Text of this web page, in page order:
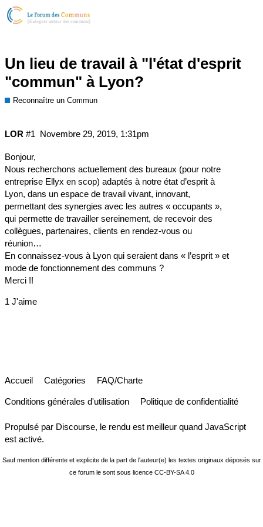
Un lieu de travail à "l'état d'esprit
"commun" à Lyon?
Reconnaître un Commun
LOR Novembre 29, 2019, 1:31pm
#1
Bonjour,
Nous recherchons actuellement des bureaux (pour notre
entreprise Ellyx en scop) adaptés à notre état d’esprit à
Lyon, dans un espace de travail vivant, innovant,
permettant des synergies avec les autres « occupants »,
qui permette de travailler sereinement, de recevoir des
collègues, partenaires, clients en rendez-vous ou
réunion…
En connaissez-vous à Lyon qui seraient dans « l’esprit » et
mode de fonctionnement des communs ?
Merci !!
1 J'aime
Accueil Catégories FAQ/Charte
Conditions générales d'utilisation Politique de confidentialité
Propulsé par Discourse, le rendu est meilleur quand JavaScript
est activé.
Sauf mention différente et explicite de la part de l'auteur(e) les textes originaux déposés sur
ce forum le sont sous licence CC-BY-SA 4.0